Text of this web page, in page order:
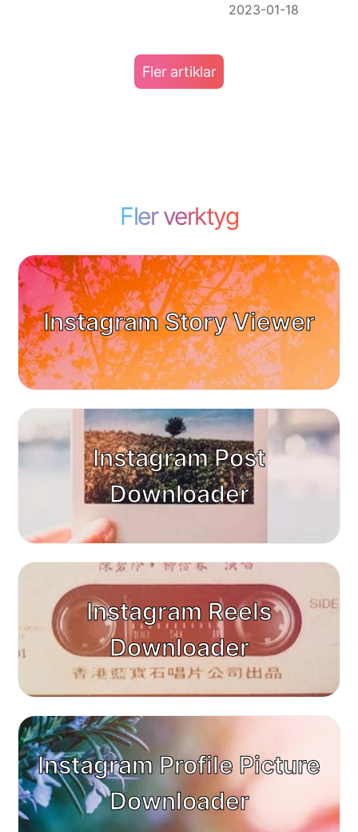
2023-01-18
Fler artiklar
Fler verktyg
Instagram Story Viewer
Instagram Post
Downloader
Instagram Reels
Downloader
Instagram Profile Picture
Downloader